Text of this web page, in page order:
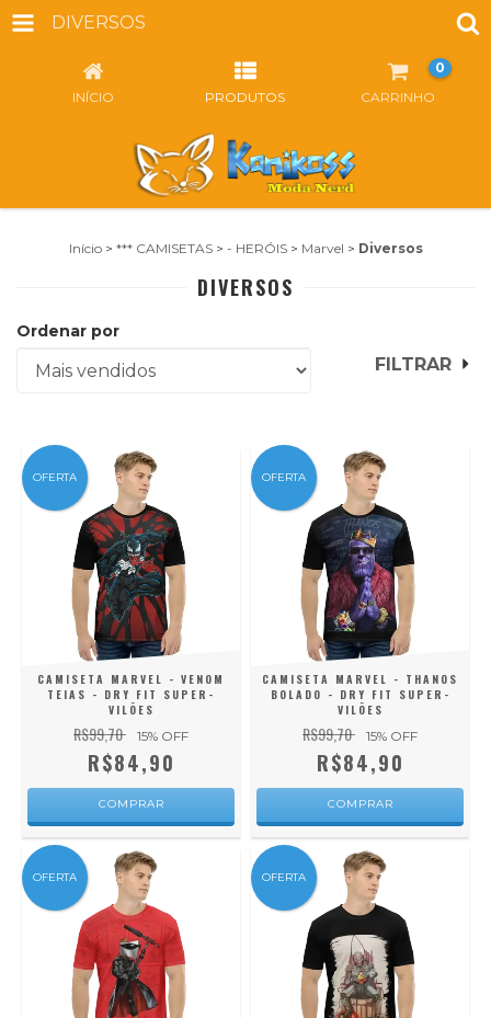
DIVERSOS
INÍCIO PRODUTOS CARRINHO
0
Início > *** CAMISETAS > - HERÓIS > Marvel > Diversos
DIVERSOS
Ordenar por
FILTRAR
OFERTA
CAMISETA MARVEL - VENOM
TEIAS - DRY FIT SUPER-
VILÕES
R$99,70 15% OFF
R$84,90
COMPRAR
OFERTA
CAMISETA MARVEL - THANOS
BOLADO - DRY FIT SUPER-
VILÕES
R$99,70 15% OFF
R$84,90
COMPRAR
OFERTA OFERTA